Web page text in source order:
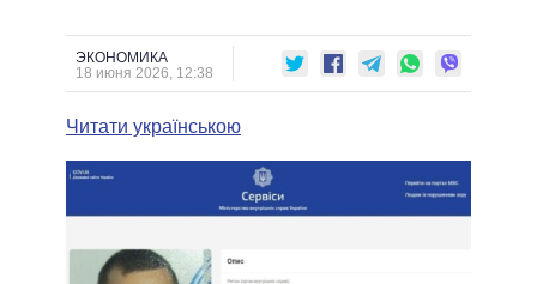
МЭРЫ
ВСЕ ПЕРСОНЫ
СРАВНЕНИЕ ПОЛИТИКОВ
ЭКОНОМИКА
18 июня 2026, 12:38
Читати українською